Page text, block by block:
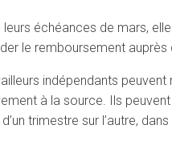
échéances de mars,
le remboursement
indépendants
à la source. Ils
trimestre sur l’autre, dans